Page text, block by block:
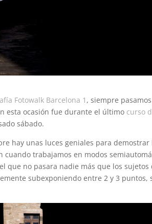
Fotowalk Barcelona 1 , siempre
esta ocasión fue durante el último curso
sábado.
hay unas luces geniales para
cuando trabajamos en modos
que no pasara nadie más que los sujetos
subexponiendo entre 2 y 3 puntos,